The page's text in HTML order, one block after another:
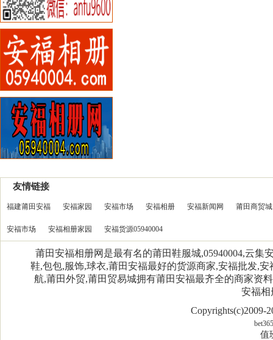
友情链接
福建莆田安福 安福家园 安福市场 安福相册 安福新闻网 莆田商贸城
安福市场 安福相册家园 安福货源05940004
莆田安福相册网是最有名的莆田鞋服城,05940004,云
鞋,包包,服饰,球衣,莆田安福最好的货源商家,安福批发,
航,莆田外贸,莆田贸易城拥有莆田安福最齐全的商家资
安福相
Copyrights(c)2009-
bet365
值